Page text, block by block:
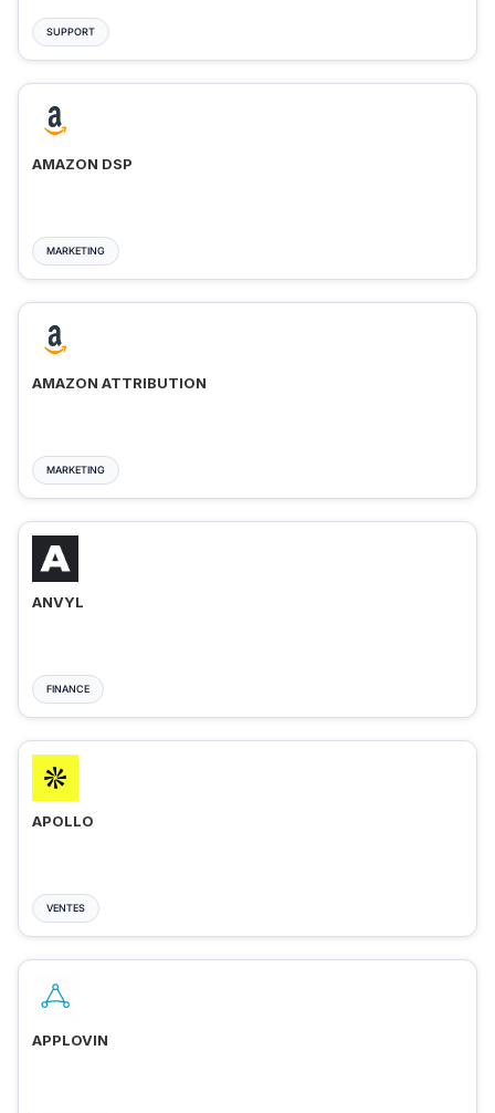
SUPPORT
AMAZON DSP
MARKETING
AMAZON ATTRIBUTION
MARKETING
ANVYL
FINANCE
APOLLO
VENTES
APPLOVIN